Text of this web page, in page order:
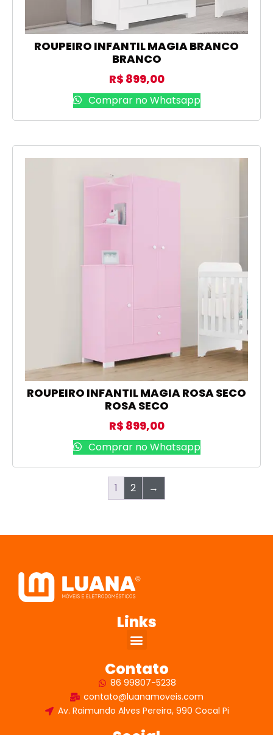
ROUPEIRO INFANTIL MAGIA BRANCO
BRANCO
R$ 899,00
Comprar no Whatsapp
ROUPEIRO INFANTIL MAGIA ROSA SECO
ROSA SECO
R$ 899,00
Comprar no Whatsapp
1 2 →
Links
Contato
86 99807-5238
contato@luanamoveis.com
Av. Raimundo Alves Pereira, 990 Cocal Pi